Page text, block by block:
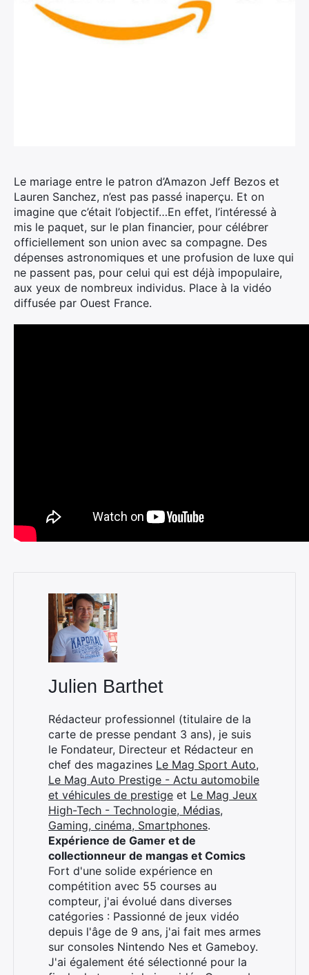
Le mariage entre le patron d’Amazon Jeff Bezos et
Lauren Sanchez, n’est pas passé inaperçu. Et on
imagine que c’était l’objectif…En effet, l’intéressé à
mis le paquet, sur le plan financier, pour célébrer
officiellement son union avec sa compagne. Des
dépenses astronomiques et une profusion de luxe qui
ne passent pas, pour celui qui est déjà impopulaire,
aux yeux de nombreux individus. Place à la vidéo
diffusée par Ouest France.
Julien Barthet
Rédacteur professionnel (titulaire de la
carte de presse pendant 3 ans), je suis
le Fondateur, Directeur et Rédacteur en
chef des magazines Le Mag Sport Auto,
Le Mag Auto Prestige - Actu automobile
et véhicules de prestige et Le Mag Jeux
High-Tech - Technologie, Médias,
Gaming, cinéma, Smartphones.
Expérience de Gamer et de
collectionneur de mangas et Comics
Fort d'une solide expérience en
compétition avec 55 courses au
compteur, j'ai évolué dans diverses
catégories : Passionné de jeux vidéo
depuis l'âge de 9 ans, j'ai fait mes armes
sur consoles Nintendo Nes et Gameboy.
J'ai également été sélectionné pour la